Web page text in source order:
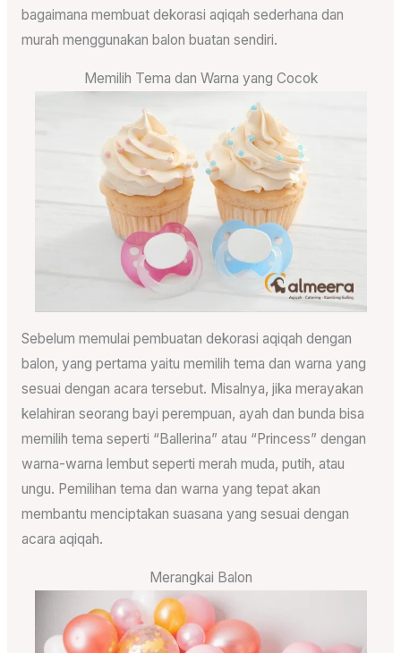
bagaimana membuat dekorasi aqiqah sederhana dan
murah menggunakan balon buatan sendiri.
Memilih Tema dan Warna yang Cocok
Sebelum memulai pembuatan dekorasi aqiqah dengan
balon, yang pertama yaitu memilih tema dan warna yang
sesuai dengan acara tersebut. Misalnya, jika merayakan
kelahiran seorang bayi perempuan, ayah dan bunda bisa
memilih tema seperti “Ballerina” atau “Princess” dengan
warna-warna lembut seperti merah muda, putih, atau
ungu. Pemilihan tema dan warna yang tepat akan
membantu menciptakan suasana yang sesuai dengan
acara aqiqah.
Merangkai Balon